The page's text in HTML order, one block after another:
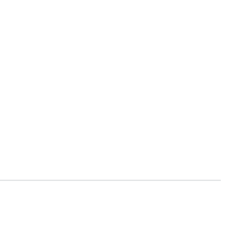
Schrauben SEV3201
Schrauben SEV3201